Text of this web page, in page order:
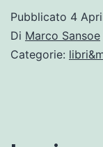
Pubblicato 4
Di Marco Sansoe
Categorie: